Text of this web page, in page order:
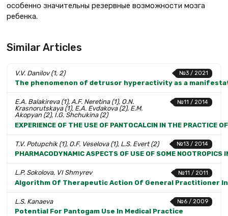
особенно значительны резервные возможности мозга
ребенка.
Similar Articles
№3 / 2021
V.V. Danilov (1, 2)
The phenomenon of detrusor hyperactivity as a
№11 / 2014
E.A. Balakireva (1), A.F. Neretina (1), O.N.
Krasnorutskaya (1), E.A. Evdakova (2), E.M.
Akopyan (2), I.G. Shchukina (2)
EXPERIENCE OF THE USE OF PANTOCALCIN IN THE PRACTICE
№13 / 2014
T.V. Potupchik (1), O.F. Veselova (1), L.S. Evert (2)
PHARMACODYNAMIC ASPECTS OF USE OF SOME NOOTROPICS
№11 / 2011
L.P. Sokolova, VI Shmyrev
Algorithm Of Therapeutic Action Of General Practitioner
№6 / 2009
L.S. Kanaeva
Potential For Pantogam Use In Medical Practice